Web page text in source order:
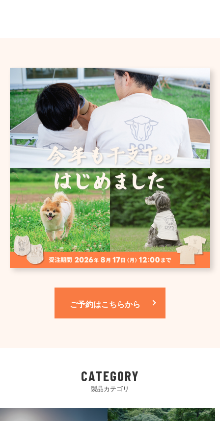
ご予約はこちらから
CATEGORY
製品カテゴリ